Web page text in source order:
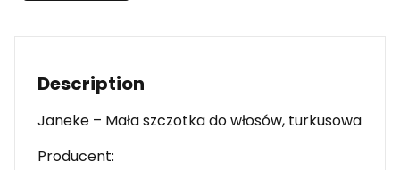
Description
Janeke – Mała szczotka do włosów, turkusowa
Producent: